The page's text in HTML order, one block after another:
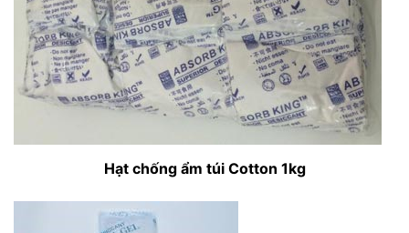
Hạt chống ẩm túi Cotton 1kg